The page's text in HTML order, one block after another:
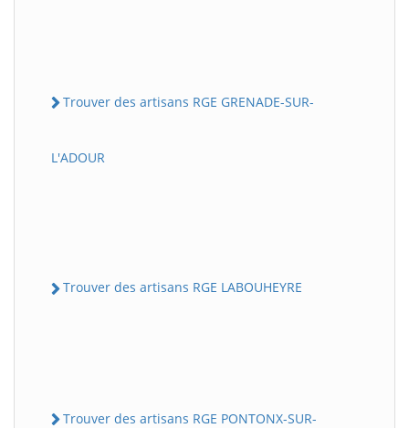
Trouver des artisans RGE GRENADE-SUR-
L'ADOUR
Trouver des artisans RGE LABOUHEYRE
Trouver des artisans RGE PONTONX-SUR-